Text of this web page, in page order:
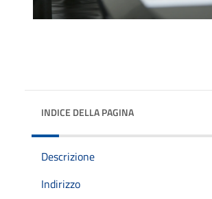
INDICE DELLA PAGINA
Descrizione
Indirizzo